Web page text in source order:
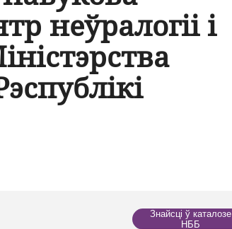
неўралогіі і
Знайсці ў каталозе
НББ